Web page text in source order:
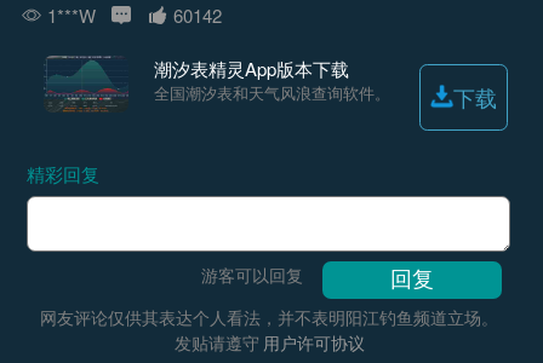
1***W 60142
潮汐表精灵App版本下载
全国潮汐表和天气风浪查询软件。 下载
精彩回复
游客可以回复
网友评论仅供其表达个人看法，并不表明阳江钓鱼频道立场。
发贴请遵守 用户许可协议